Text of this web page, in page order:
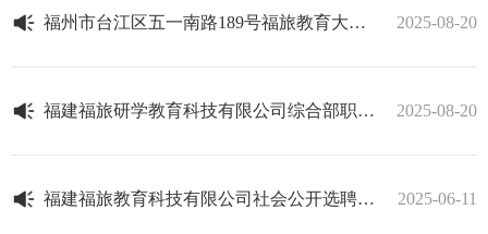
福州市台江区五一南路189号福旅教育大厦二层整体招租 2025-08-20
福建福旅研学教育科技有限公司综合部职员和推广部职员招聘拟录用人选名单公示 2025-08-20
福建福旅教育科技有限公司社会公开选聘拟录用人员公示 2025-06-11